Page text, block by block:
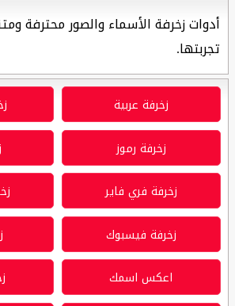
أدوات زخرفة الأسماء والصور محترفة
تجربتها.
زخرفة عربية
زخرفة رموز
زخرفة فري فاير
زخرفة فيسبوك
اعكس اسمك